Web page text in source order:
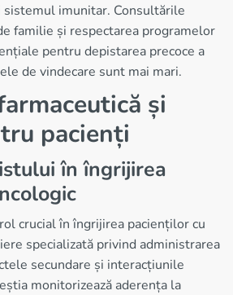
imunitar. Consultările
familie și respectarea programelor
pentru depistarea precoce a
de vindecare sunt mai mari.
și
pacienți
în îngrijirea
crucial în îngrijirea pacienților cu
specializată privind administrarea
secundare și interacțiunile
monitorizează aderența la